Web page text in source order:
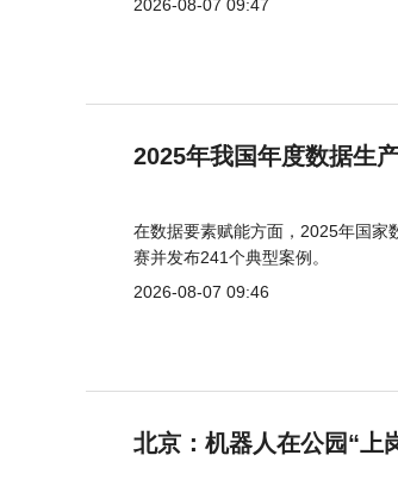
2026-08-07 09:47
2025年我国年度数据生
在数据要素赋能方面，2025年国家
赛并发布241个典型案例。
2026-08-07 09:46
北京：机器人在公园“上